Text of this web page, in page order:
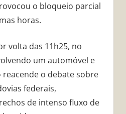
o bloqueio parcial
horas.
volta das 11h25, no
um automóvel e
reacende o debate sobre
federais,
de intenso fluxo de